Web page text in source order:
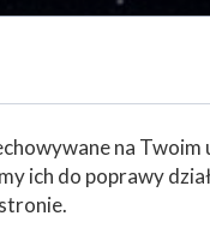
ale okolice 23
będą mogły
z klasą i
to już z
dobry czas na
tłumione, a
na Twoim
ich do poprawy